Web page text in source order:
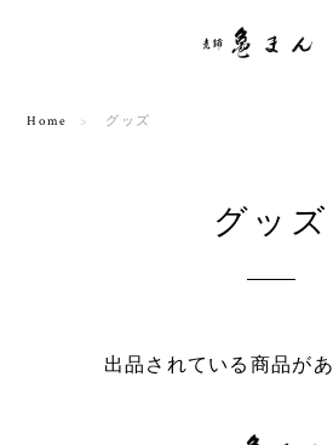
Home グッズ
グッズ
出品されている商品があ